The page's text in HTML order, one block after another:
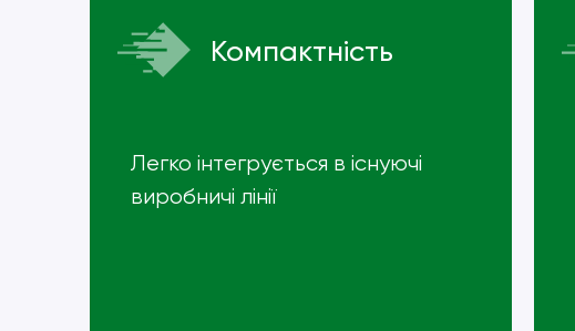
Компактність
Легко інтегрується в існуючі
виробничі лінії